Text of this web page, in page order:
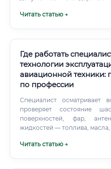
среднем профессиональном) ✅ Трудовая книжка
работодателем, 1-я, 2-я или
объекта работы) ✅ Медицинская справка (для ряда
предприятий с
Сертификаты о
(CATIA, ANSYS и др.)
Рекомендательные письма
или предыдущих работодателей ⚡ Оформление
к государственной тайне
большинства предприятий
работодателя.
Читать статью →
Где работать
технологии
авиационной техники:
по профессии
Специалист осматривает
проверяет состояние
поверхностей, фар,
жидкостей — топлива,
воздушного судна.
Читать статью →